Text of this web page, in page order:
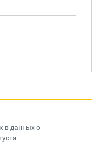
в данных о